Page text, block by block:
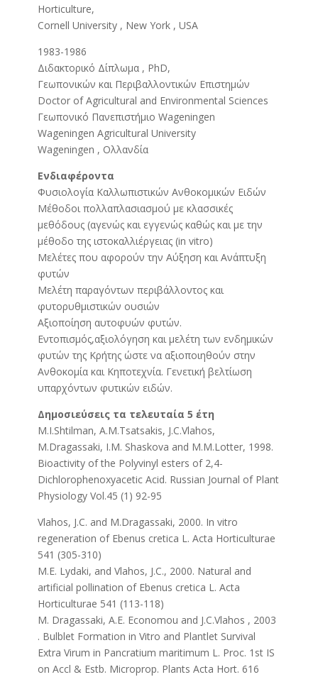
Horticulture,
Cornell University , New York , USA
1983-1986
Διδακτορικό Δίπλωμα , PhD,
Γεωπονικών και Περιβαλλοντικών Επιστημών
Doctor of Agricultural and Environmental Sciences
Γεωπονικό Πανεπιστήμιο Wageningen
Wageningen Agricultural University
Wageningen , Ολλανδία
Ενδιαφέροντα
Φυσιολογία Καλλωπιστικών Ανθοκομικών Ειδών
Μέθοδοι πολλαπλασιασμού με κλασσικές
μεθόδους (αγενώς και εγγενώς καθώς και με την
μέθοδο της ιστοκαλλιέργειας (in vitro)
Μελέτες που αφορούν την Αύξηση και Ανάπτυξη
φυτών
Μελέτη παραγόντων περιβάλλοντος και
φυτορυθμιστικών ουσιών
Αξιοποίηση αυτοφυών φυτών.
Εντοπισμός,αξιολόγηση και μελέτη των ενδημικών
φυτών της Κρήτης ώστε να αξιοποιηθούν στην
Ανθοκομία και Κηποτεχνία. Γενετική βελτίωση
υπαρχόντων φυτικών ειδών.
Δημοσιεύσεις τα τελευταία 5 έτη
M.I.Shtilman, A.M.Tsatsakis, J.C.Vlahos,
M.Dragassaki, I.M. Shaskova and M.M.Lotter, 1998.
Bioactivity of the Polyvinyl esters of 2,4-
Dichlorophenoxyacetic Acid. Russian Journal of Plant
Physiology Vol.45 (1) 92-95
Vlahos, J.C. and M.Dragassaki, 2000. In vitro
regeneration of Ebenus cretica L. Acta Horticulturae
541 (305-310)
M.E. Lydaki, and Vlahos, J.C., 2000. Natural and
artificial pollination of Ebenus cretica L. Acta
Horticulturae 541 (113-118)
M. Dragassaki, A.E. Economou and J.C.Vlahos , 2003
. Bulblet Formation in Vitro and Plantlet Survival
Extra Virum in Pancratium maritimum L. Proc. 1st IS
on Accl & Estb. Microprop. Plants Acta Hort. 616